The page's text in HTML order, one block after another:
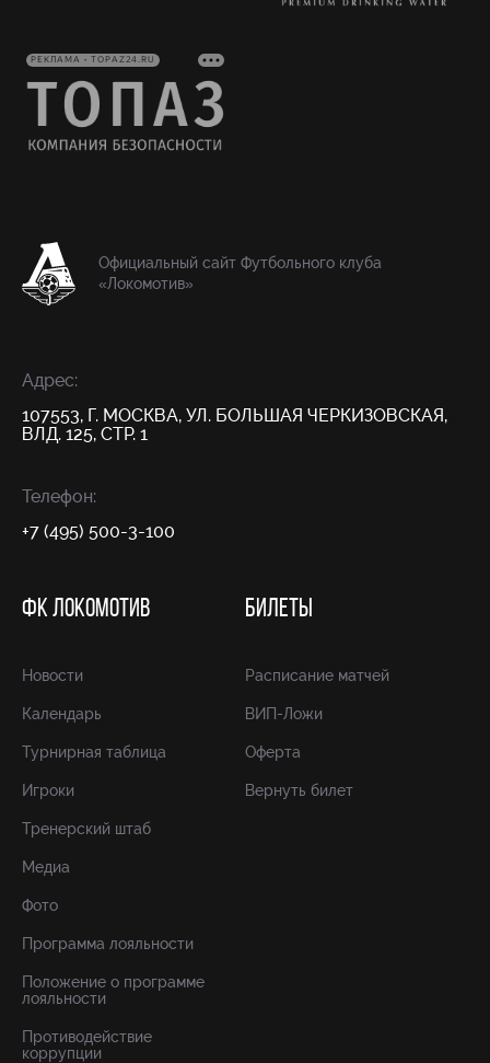
РЕКЛАМА • TOPAZ24.RU
Официальный сайт Футбольного клуба
«Локомотив»
Адрес:
107553, Г. МОСКВА, УЛ. БОЛЬШАЯ ЧЕРКИЗОВСКАЯ,
ВЛД. 125, СТР. 1
Телефон:
+7 (495) 500-3-100
ФК ЛОКОМОТИВ
Новости
Календарь
Турнирная таблица
Игроки
Тренерский штаб
Медиа
Фото
Программа лояльности
Положение о программе
лояльности
Противодействие
коррупции
БИЛЕТЫ
Расписание матчей
ВИП-Ложи
Оферта
Вернуть билет